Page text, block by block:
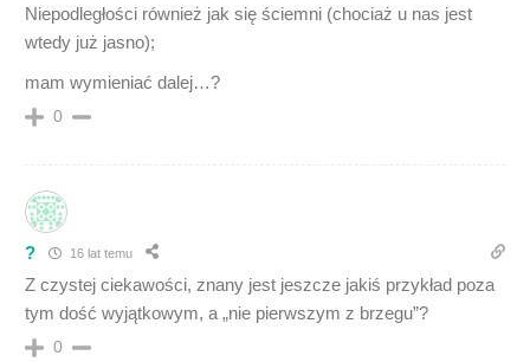
Niepodległości również jak się ściemni (chociaż u nas jest
wtedy już jasno);
mam wymieniać dalej…?
0
? 16 lat temu
Z czystej ciekawości, znany jest jeszcze jakiś przykład poza
tym dość wyjątkowym, a „nie pierwszym z brzegu”?
0